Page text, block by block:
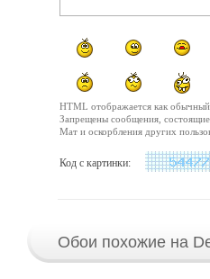
HTML отображается как обычный
Запрещены сообщения, состоящие
Мат и оскорбления других
Код с картинки:
Обои похожие на